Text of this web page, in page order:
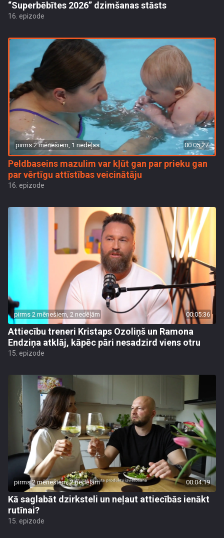
“Superbēbītes 2026” dzimšanas stāsts
16. epizode
pirms 2 mēnešiem, 1 nedēļas 00:05:27
Peldbaseins mazulim var kļūt gan par prieku gan
par vērtīgu attīstības veicinātāju
16. epizode
pirms 2 mēnešiem, 2 nedēļām 00:05:36
Attiecību treneri Kristaps Ozoliņš un Ramona
Endziņa atklāj, kāpēc pāri nesadzird viens otru
15. epizode
pirms 2 mēnešiem, 2 nedēļām 00:04:19
Kā saglabāt dzirksteli un neļaut attiecībās ienākt
rutīnai?
15. epizode